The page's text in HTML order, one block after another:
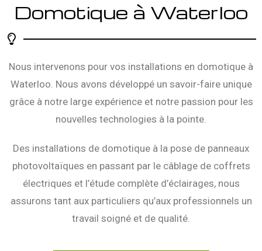
Domotique à Waterloo
Nous intervenons pour vos installations en domotique à
Waterloo. Nous avons développé un savoir-faire unique
grâce à notre large expérience et notre passion pour les
nouvelles technologies à la pointe.
Des installations de domotique à la pose de panneaux
photovoltaïques en passant par le câblage de coffrets
électriques et l’étude complète d’éclairages, nous
assurons tant aux particuliers qu’aux professionnels un
travail soigné et de qualité.